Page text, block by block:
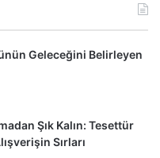
Geleceğini Belirleyen
Şık Kalın: Tesettür
Sırları